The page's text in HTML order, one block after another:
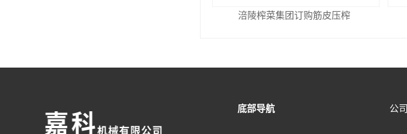
涪陵榨菜集团订购筋皮压榨
底部导航 公